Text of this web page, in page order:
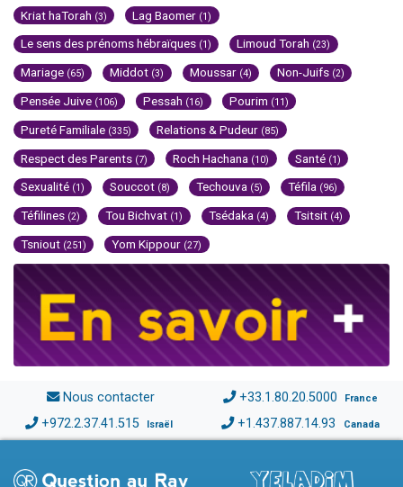
Kriat haTorah (3) Lag Baomer (1)
Le sens des prénoms hébraïques (1) Limoud Torah (23)
Mariage (65) Middot (3) Moussar (4) Non-Juifs (2)
Pensée Juive (106) Pessah (16) Pourim (11)
Pureté Familiale (335) Relations & Pudeur (85)
Respect des Parents (7) Roch Hachana (10) Santé (1)
Sexualité (1) Souccot (8) Techouva (5) Téfila (96)
Téfilines (2) Tou Bichvat (1) Tsédaka (4) Tsitsit (4)
Tsniout (251) Yom Kippour (27)
Nous contacter +33.1.80.20.5000 France
+972.2.37.41.515 Israël +1.437.887.14.93 Canada